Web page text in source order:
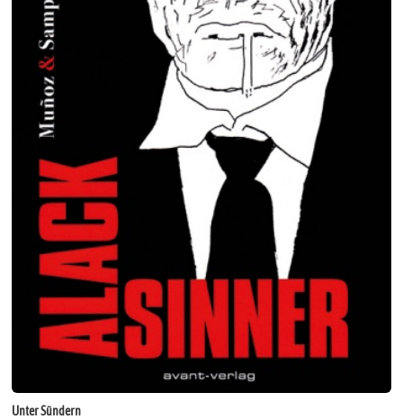
Unter Sündern